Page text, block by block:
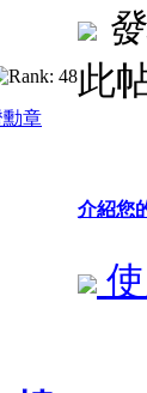
此
介紹您